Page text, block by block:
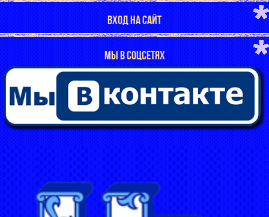
ВХОД НА САЙТ
МЫ В СОЦСЕТЯХ